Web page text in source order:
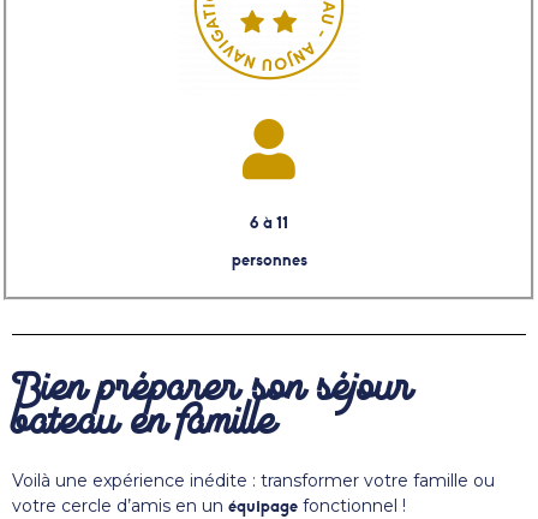
6 à 11
personnes
Bien préparer son séjour
bateau en famille
Voilà une expérience inédite : transformer votre famille ou
votre cercle d’amis en un équipage fonctionnel !